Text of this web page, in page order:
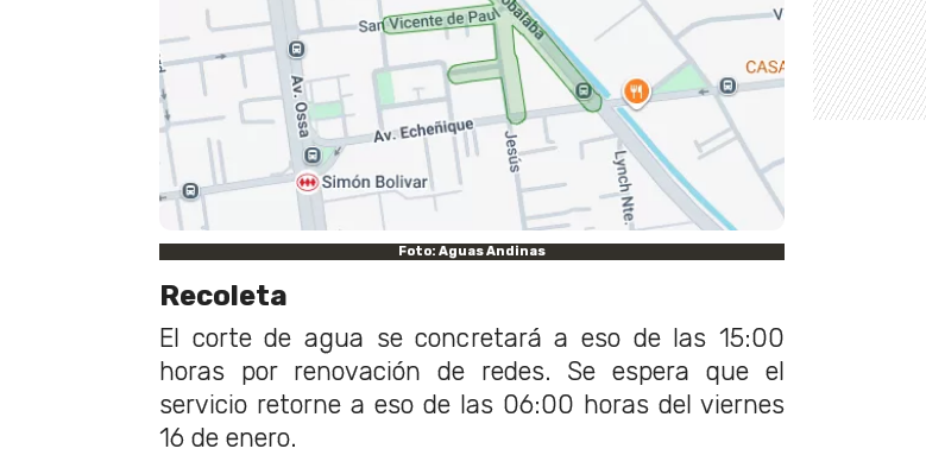
Foto: Aguas Andinas
Recoleta
El corte de agua se concretará a eso de las 15:00
horas por renovación de redes. Se espera que el
servicio retorne a eso de las 06:00 horas del viernes
16 de enero.